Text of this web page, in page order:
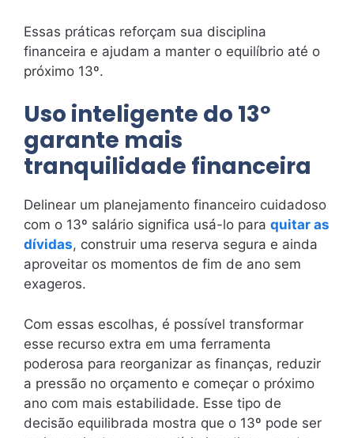
Essas práticas reforçam sua disciplina
financeira e ajudam a manter o equilíbrio até o
próximo 13º.
Uso inteligente do 13º
garante mais
tranquilidade financeira
Delinear um planejamento financeiro cuidadoso
com o 13º salário significa usá-lo para quitar as
dívidas, construir uma reserva segura e ainda
aproveitar os momentos de fim de ano sem
exageros.
Com essas escolhas, é possível transformar
esse recurso extra em uma ferramenta
poderosa para reorganizar as finanças, reduzir
a pressão no orçamento e começar o próximo
ano com mais estabilidade. Esse tipo de
decisão equilibrada mostra que o 13º pode ser